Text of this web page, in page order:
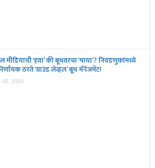
मीडियाची ‘हवा’ की बूथवरचा ‘पाया’? निवडणुकांमध्ये
ठरते ‘ग्राउंड लेव्हल’ बूथ मॅनेजमेंट!
2026